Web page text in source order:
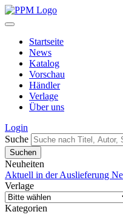
Startseite
News
Katalog
Vorschau
Händler
Verlage
Über uns
Login
Suche
Neuheiten
Aktuell in der Auslieferung
Verlage
Kategorien